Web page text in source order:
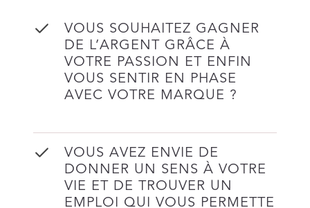
VOUS SOUHAITEZ GAGNER
DE L’ARGENT GRÂCE À
VOTRE PASSION ET ENFIN
VOUS SENTIR EN PHASE
AVEC VOTRE MARQUE ?
VOUS AVEZ ENVIE DE
DONNER UN SENS À VOTRE
VIE ET DE TROUVER UN
EMPLOI QUI VOUS PERMETTE